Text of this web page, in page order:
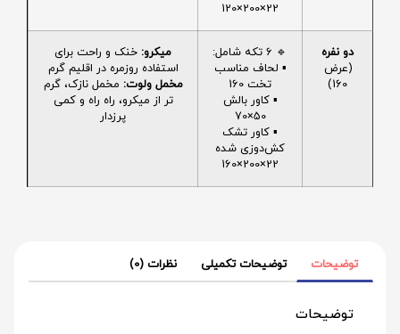
22×200×120
دو نفره
(عرض
160)
🔹 6 تکه شامل:
▪️ لحاف مناسب
تخت 160
▪️ کاور بالش
50×70
▪️ کاور تشک
کش‌دوزی شده
22×200×160
میکرو: خنک و راحت برای
استفاده روزمره در اقلیم گرم
مخمل ولوت: مخمل نازک، گرم
تر از میکرو، راه راه و کمی
پرزدار
توضیحات توضیحات تکمیلی نظرات (0)
توضیحات